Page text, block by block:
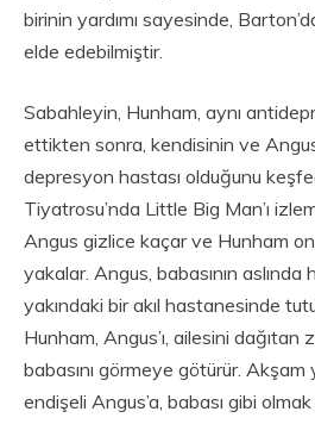
birinin yardımı sayesinde,
elde edebilmiştir.
Sabahleyin, Hunham, aynı
ettikten sonra, kendisinin ve
depresyon hastası olduğunu
Tiyatrosu’nda Little Big Man’ı
Angus gizlice kaçar ve Hunham
yakalar. Angus, babasının
yakındaki bir akıl hastanesinde
Hunham, Angus’ı, ailesini dağıtan
babasını görmeye götürür. Akşam
endişeli Angus’a, babası gibi olmak